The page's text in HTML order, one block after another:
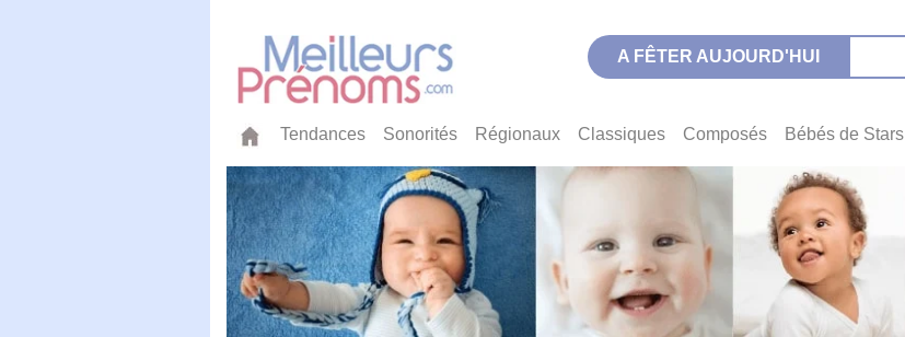
A FÊTER AUJOURD'HUI
Tendances Sonorités Régionaux Classiques Composés Bébés de Stars